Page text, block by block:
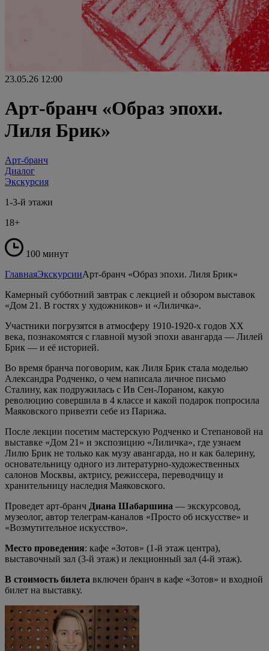
23.05.26 12:00
Арт-бранч «Образ эпохи.
Лиля Брик»
Арт-бранч
Диалог
Экскурсия
1-3-й этажи
18+
100 минут
ГлавнаяЭкскурсииАрт-бранч «Образ эпохи. Лиля Брик»
Камерный субботний завтрак с лекцией и обзором выставок
«Дом 21. В гостях у художников» и «Лиличка».
Участники погрузятся в атмосферу 1910-1920-х годов XX
века, познакомятся с главной музой эпохи авангарда — Лилей
Брик — и её историей.
Во время бранча поговорим, как Лиля Брик стала моделью
Александра Родченко, о чем написала личное письмо
Сталину, как подружилась с Ив Сен-Лораном, какую
революцию совершила в 4 классе и какой подарок попросила
Маяковского привезти себе из Парижа.
После лекции посетим мастерскую Родченко и Степановой на
выставке «Дом 21» и экспозицию «Лиличка», где узнаем
Лилю Брик не только как музу авангарда, но и как балерину,
основательницу одного из литературно-художественных
салонов Москвы, актрису, режиссера, переводчицу и
хранительницу наследия Маяковского.
Проведет арт-бранч Диана Шабаршина — экскурсовод,
музеолог, автор телеграм-каналов «Просто об искусстве» и
«Возмутительное искусство».
Место проведения: кафе «Зотов» (1-й этаж центра),
выставочный зал (3-й этаж) и лекционный зал (4-й этаж).
В стоимость билета включен бранч в кафе «Зотов» и входной
билет на выставку.